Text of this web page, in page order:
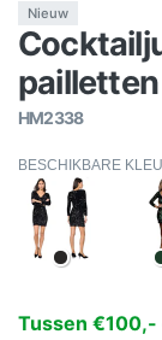
Nieuw
pailletten
HM2338
BESCHIKBARE
Tussen